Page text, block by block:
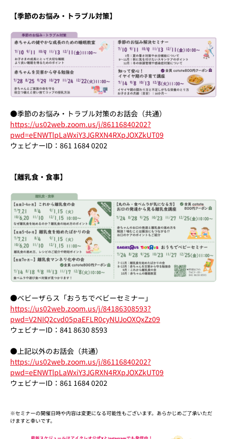
【季節のお悩み・トラブル対策】
●季節のお悩み・トラブル対策のお話会（共通）
https://us02web.zoom.us/j/86116840202?
pwd=eENWTlpLaWxiY3JGRXN4RXpJOXZkUT09
ウェビナーID：861 1684 0202
【離乳食・食事】
●ベビーザらス「おうちでベビーセミナー」
https://us02web.zoom.us/j/84186308593?
pwd=V2NIQ2cvd05paEFLR0cyNUJoOXQxZz09
ウェビナーID：841 8630 8593
●上記以外のお話会（共通）
https://us02web.zoom.us/j/86116840202?
pwd=eENWTlpLaWxiY3JGRXN4RXpJOXZkUT09
ウェビナーID：861 1684 0202
※セミナーの開催日時や内容は変更になる可能性もございます。あらかじめご了承いただ
けますと幸いです。